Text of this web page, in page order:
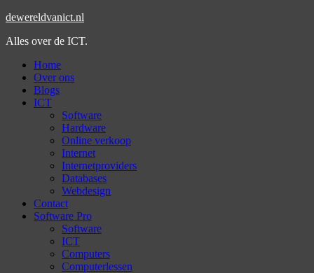
dewereldvanict.nl
Alles over de ICT.
Home
Over ons
Blogs
ICT
Software
Hardware
Online verkoop
Internet
Internetproviders
Databases
Webdesign
Contact
Software Pro
Software
ICT
Computers
Computerlessen